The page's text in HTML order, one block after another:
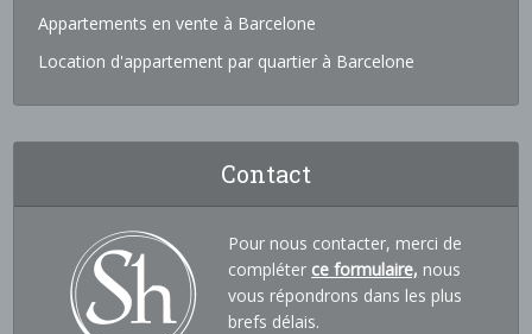
Appartements en vente à Barcelone
Location d'appartement par quartier à Barcelone
Contact
Pour nous contacter, merci de
compléter ce formulaire, nous
vous répondrons dans les plus
brefs délais.